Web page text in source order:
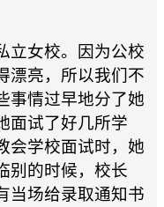
立女校。因为公校
漂亮，所以我们不
事情过早地分了她
面试了好几所学
会学校面试时，她
别的时候，校长
当场给录取通知书